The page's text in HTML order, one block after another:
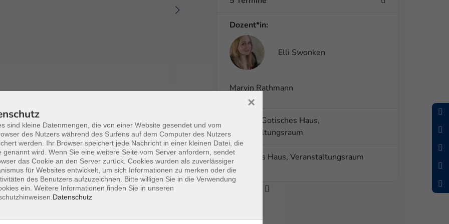
8 Jahren in die bunte Welt der Spielsachen ein.
im Stadtmuseum, basteln eigene Figuren und
kreativen Gestaltungen, inspiriert von den
gestalten Figuren aus
Dozent*in:
Elli Swonken
Marvin Rathmann
Gotisches Haus,
Veranstaltungsraum
Gotisches Haus, Veranstaltungsraum
sind kleine Datenmengen, die von einer Website gesendet und vom
des Nutzers während des Surfens auf dem Computer des Nutzers
werden. Ihr Browser speichert jede Nachricht in einer kleinen Datei, die
genannt wird. Wenn Sie eine weitere Seite vom Server anfordern, sendet
das Cookie an den Server zurück. Cookies wurden als zuverlässiger
für Websites entwickelt, um sich Informationen zu merken oder die
des Benutzers aufzuzeichnen. Bitte willigen Sie in die Verwendung
ein. Weitere Informationen finden Sie in unseren
Datenschutz
×